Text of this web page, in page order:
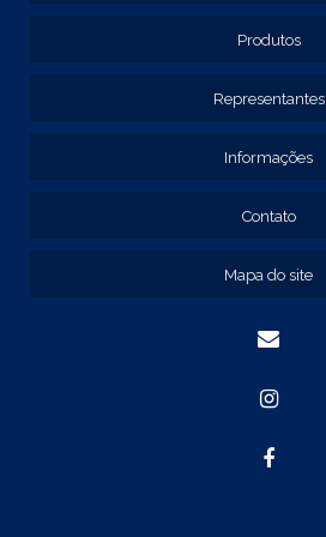
FORNECEDOR DE PAINEL ELÉTRICO
PAINEL ELÉTRICO DE BAIXA TENSÃO
QUADRO DE COMANDO 40X30X20
QUADRO DE COMANDO DE SOBREPOR
QUADRO DE COMANDO FABRICANTE
Produtos
Representantes
Informações
Contato
Mapa do site